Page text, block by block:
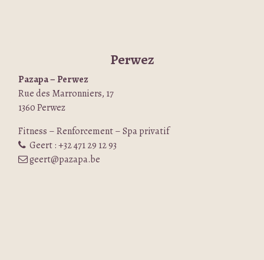
Perwez
Pazapa – Perwez
Rue des Marronniers, 17
1360 Perwez
Fitness – Renforcement – Spa privatif
Geert : +32 471 29 12 93
geert@pazapa.be